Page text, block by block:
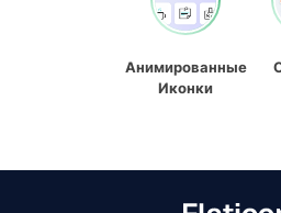
Анимированные
Иконки